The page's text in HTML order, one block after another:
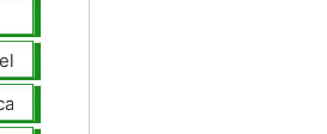
tablero
de accesorios del interior